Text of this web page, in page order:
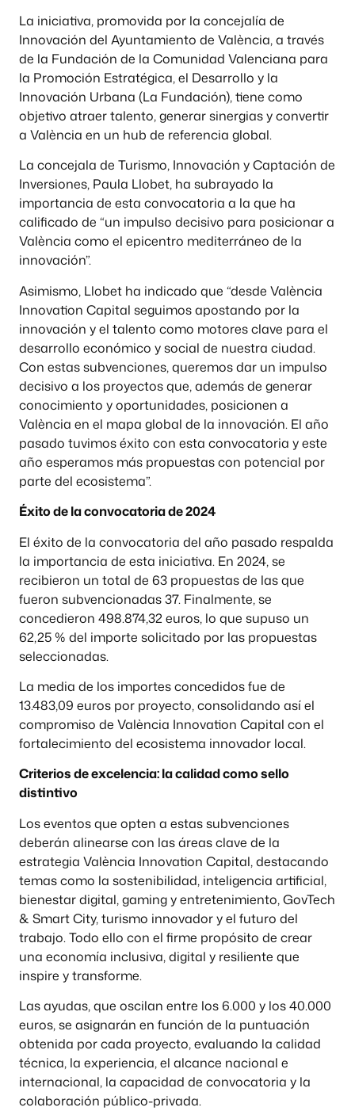
La iniciativa, promovida por la concejalía de
Innovación del Ayuntamiento de València, a través
de la Fundación de la Comunidad Valenciana para
la Promoción Estratégica, el Desarrollo y la
Innovación Urbana (La Fundación), tiene como
objetivo atraer talento, generar sinergias y convertir
a València en un hub de referencia global.
La concejala de Turismo, Innovación y Captación de
Inversiones, Paula Llobet, ha subrayado la
importancia de esta convocatoria a la que ha
calificado de “un impulso decisivo para posicionar a
València como el epicentro mediterráneo de la
innovación”.
Asimismo, Llobet ha indicado que “desde València
Innovation Capital seguimos apostando por la
innovación y el talento como motores clave para el
desarrollo económico y social de nuestra ciudad.
Con estas subvenciones, queremos dar un impulso
decisivo a los proyectos que, además de generar
conocimiento y oportunidades, posicionen a
València en el mapa global de la innovación. El año
pasado tuvimos éxito con esta convocatoria y este
año esperamos más propuestas con potencial por
parte del ecosistema”.
Éxito de la convocatoria de 2024
El éxito de la convocatoria del año pasado respalda
la importancia de esta iniciativa. En 2024, se
recibieron un total de 63 propuestas de las que
fueron subvencionadas 37. Finalmente, se
concedieron 498.874,32 euros, lo que supuso un
62,25 % del importe solicitado por las propuestas
seleccionadas.
La media de los importes concedidos fue de
13.483,09 euros por proyecto, consolidando así el
compromiso de València Innovation Capital con el
fortalecimiento del ecosistema innovador local.
Criterios de excelencia: la calidad como sello
distintivo
Los eventos que opten a estas subvenciones
deberán alinearse con las áreas clave de la
estrategia València Innovation Capital, destacando
temas como la sostenibilidad, inteligencia artificial,
bienestar digital, gaming y entretenimiento, GovTech
& Smart City, turismo innovador y el futuro del
trabajo. Todo ello con el firme propósito de crear
una economía inclusiva, digital y resiliente que
inspire y transforme.
Las ayudas, que oscilan entre los 6.000 y los 40.000
euros, se asignarán en función de la puntuación
obtenida por cada proyecto, evaluando la calidad
técnica, la experiencia, el alcance nacional e
internacional, la capacidad de convocatoria y la
colaboración público-privada.